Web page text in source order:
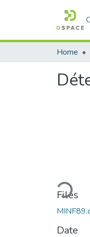
Home
Loading...
Files
Date